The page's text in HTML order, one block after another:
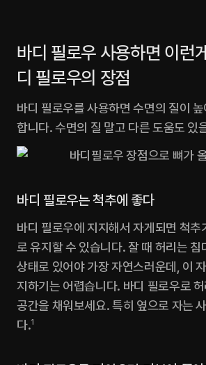
바디 필로우 사용하면 이런
디 필로우의 장점
바디 필로우를 사용하면 수면의 질이
합니다. 수면의 질 말고 다른 도움도 있
바디 필로우는 척추에 좋다
바디 필로우에 지지해서 자게되면 척추
로 유지할 수 있습니다. 잘 때 허리는 침
상태로 있어야 가장 자연스러운데, 이
지하기는 어렵습니다. 바디 필로우로
공간을 채워보세요. 특히 옆으로 자는
다.1